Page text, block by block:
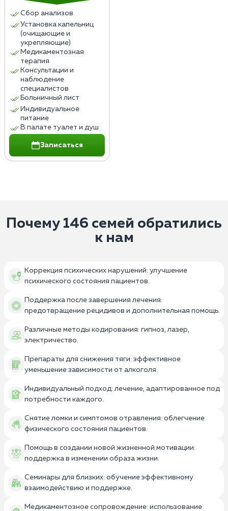
Сбор анализов
Установка капельниц
(очищающие и
укрепляющие)
Медикаментозная
терапия
Консультации и
наблюдение
специалистов
Больничный лист
Индивидуальное
питание
В палате туалет и душ
Записаться
Почему 146 семей обратились
к нам
Коррекция психических нарушений: улучшение
психического состояния пациентов.
Поддержка после завершения лечения:
предотвращение рецидивов и дополнительная помощь.
Различные методы кодирования: гипноз, лазер,
электричество.
Препараты для снижения тяги: эффективное
уменьшение зависимости от алкоголя.
Индивидуальный подход: лечение, адаптированное под
потребности каждого.
Снятие ломки и симптомов отравления: облегчение
физического состояния пациентов.
Помощь в создании новой жизненной мотивации:
поддержка в изменении образа жизни.
Семинары для близких: обучение эффективному
взаимодействию и поддержке.
Медикаментозное сопровождение: использование